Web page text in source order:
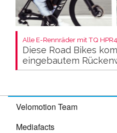
Alle E-Rennräder mit TQ
Diese Road Bikes
eingebautem
Velomotion Team
Mediafacts